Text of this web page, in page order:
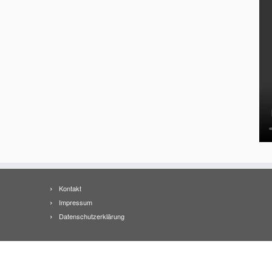
Kontakt
Impressum
Datenschutzerklärung